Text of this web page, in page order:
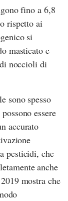
fino a 6,8
rispetto ai
si
masticato e
noccioli di
sono spesso
essere
accurato
pesticidi, che
anche
mostra che